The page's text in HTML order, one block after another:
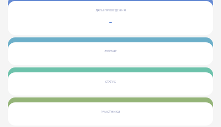
ДАТЫ ПРОВЕДЕНИЯ
-
ФОРМАТ
СТАТУС
УЧАСТНИКИ